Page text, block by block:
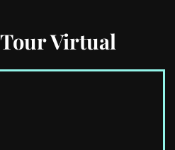
Virtual